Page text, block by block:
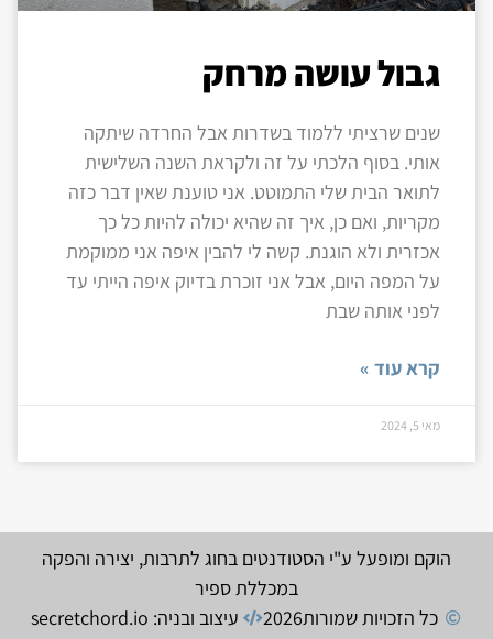
גבול עושה מרחק
שנים שרציתי ללמוד בשדרות אבל החרדה שיתקה
אותי. בסוף הלכתי על זה ולקראת השנה השלישית
לתואר הבית שלי התמוטט. אני טוענת שאין דבר כזה
מקריות, ואם כן, איך זה שהיא יכולה להיות כל כך
אכזרית ולא הוגנת. קשה לי להבין איפה אני ממוקמת
על המפה היום, אבל אני זוכרת בדיוק איפה הייתי עד
לפני אותה שבת
קרא עוד »
מאי 5, 2024
הוקם ומופעל ע"י הסטודנטים בחוג לתרבות, יצירה והפקה
במכללת ספיר
כל הזכויות שמורות2026 עיצוב ובניה: secretchord.io